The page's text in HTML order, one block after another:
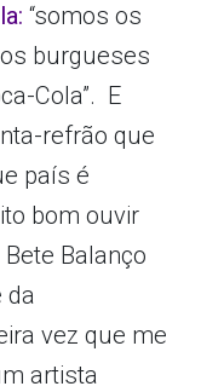
“somos os
burgueses
Cola”. E
refrão que
país é
bom ouvir
Balanço
da
vez que me
artista